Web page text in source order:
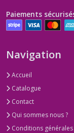
Paiements
Navigation
Accueil
Catalogue
Contact
Qui sommes nous ?
Conditions